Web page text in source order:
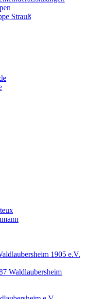
Strauß
1905 e.V.
Waldlaubersheim